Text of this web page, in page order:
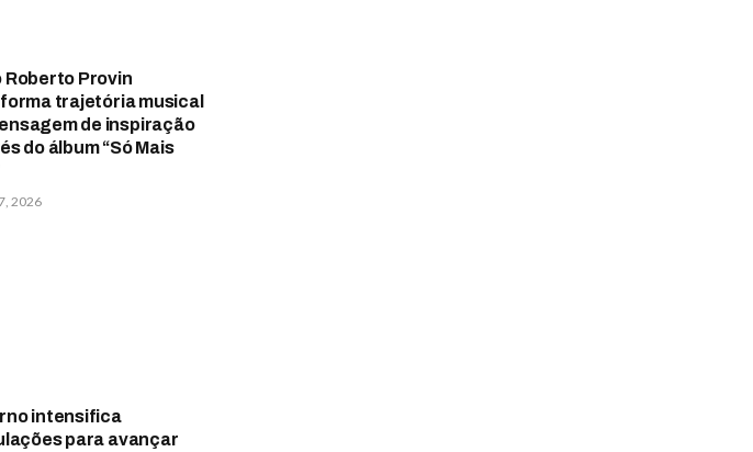
Roberto Provin
trajetória musical
de inspiração
do álbum “Só Mais
2026
intensifica
para avançar